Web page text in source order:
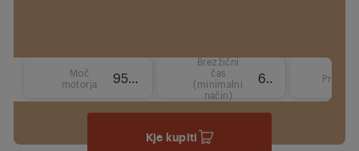
Moč
motorja
95 W
Brezžični
čas
(minimalni
način)
60 min
Kje kupiti